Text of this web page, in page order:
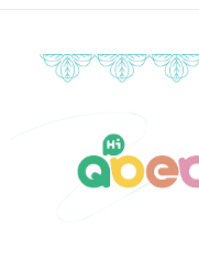
【注意事項】
1.本服務係由「台灣大哥大
2.基於同意付款使用「大哥
資料（包含姓名、電話或地
由本公司與您本人進行分期
3.完整用戶服務條款，請詳閱
３．收到繳費通知簡訊後14
ATM／網路銀行／等多元方
購買商品的店家。未經商家
後付繳納相關費用。
※ 交易是否成功請以「
是否繳費成功／繳費後需取
客戶支援中心」https://
１．透過由恩沛科技股份有
冷凍宅配-本島
每筆NT$150，滿
冷凍宅配-離島
每筆NT$260